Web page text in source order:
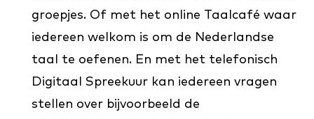
groepjes. Of met het online Taalcafé waar
iedereen welkom is om de Nederlandse
taal te oefenen. En met het telefonisch
Digitaal Spreekuur kan iedereen vragen
stellen over bijvoorbeeld de